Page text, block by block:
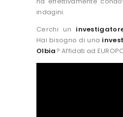
indagini.
Cerchi un
Hai bisogno di una
Olbia? Affidati ad